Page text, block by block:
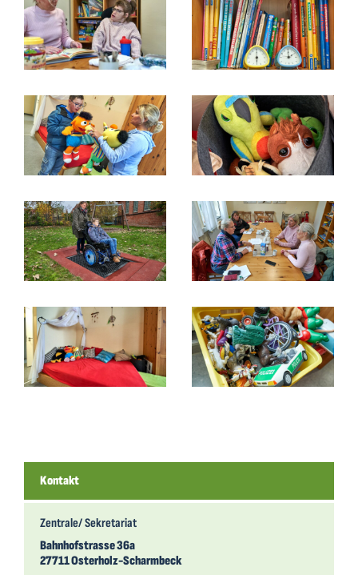
Kontakt
Zentrale/ Sekretariat
Bahnhofstrasse 36a
27711 Osterholz-Scharmbeck